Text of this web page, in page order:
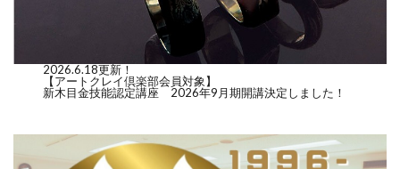
2026.6.18更新！
【アートクレイ倶楽部会員対象】
新木目金技能認定講座 2026年9月期開講決定しました！